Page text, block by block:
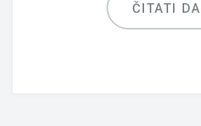
ČITATI